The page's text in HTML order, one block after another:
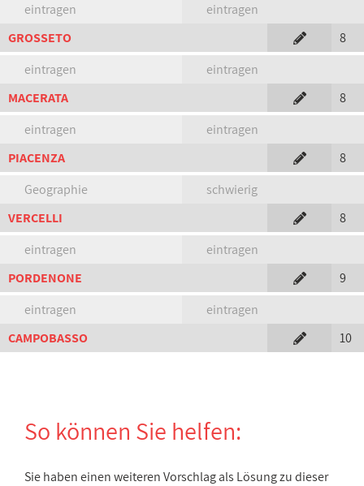
eintragen
eintragen
GROSSETO
8
eintragen
eintragen
MACERATA
8
eintragen
eintragen
PIACENZA
8
Geographie
schwierig
VERCELLI
8
eintragen
eintragen
PORDENONE
9
eintragen
eintragen
CAMPOBASSO
10
So können Sie helfen:
Sie haben einen weiteren Vorschlag als Lösung zu dieser